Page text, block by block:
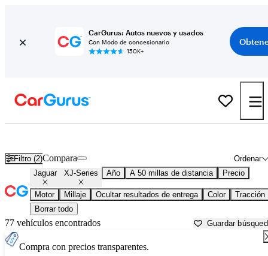
CarGurus: Autos nuevos y usados
Con Modo de concesionario
150K+
Filtro (2) Ordenar
Compara
Jaguar XJ-Series Año A 50 millas de distancia Precio
Motor Millaje Ocultar resultados de entrega Color
Tracción
Borrar todo
77 vehículos encontrados Guardar
Compra con precios transparentes.